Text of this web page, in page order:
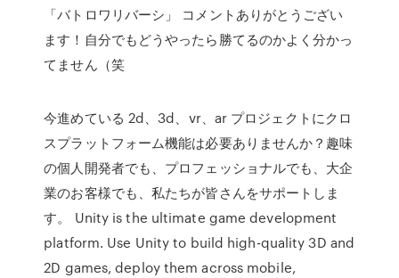
「バトロワリバーシ」 コメントありがとうござい
ます！自分でもどうやったら勝てるのかよく分かっ
てません（笑
今進めている 2d、3d、vr、ar プロジェクトにクロ
スプラットフォーム機能は必要ありませんか？趣味
の個人開発者でも、プロフェッショナルでも、大企
業のお客様でも、私たちが皆さんをサポートしま
す。 Unity is the ultimate game development
platform. Use Unity to build high-quality 3D and
2D games, deploy them across mobile,